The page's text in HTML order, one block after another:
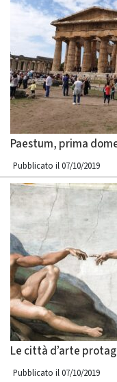
Paestum, prima
Pubblicato il 07/10/2019
Le città d’arte
Pubblicato il 07/10/2019